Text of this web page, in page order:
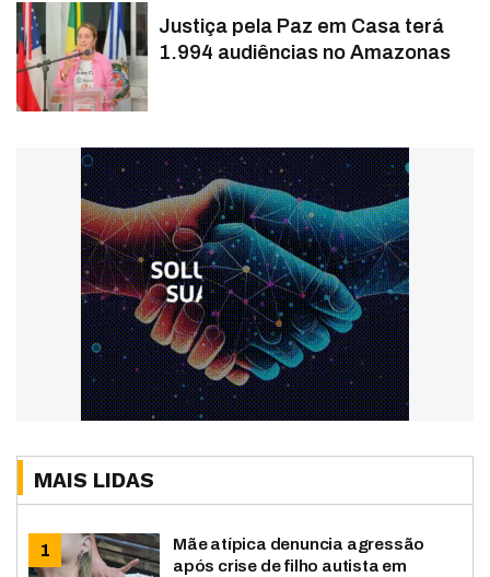
Justiça pela Paz em Casa terá
1.994 audiências no Amazonas
MAIS LIDAS
Mãe atípica denuncia agressão
após crise de filho autista em